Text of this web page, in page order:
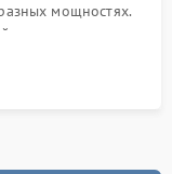
мощностях.
индикаторов
перегрева.